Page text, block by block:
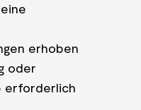
erhoben
oder
erforderlich